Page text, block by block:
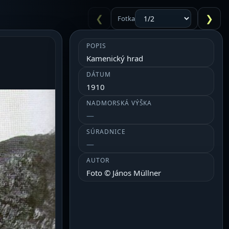
❮ Fotka ❯
POPIS
Kamenický hrad
DÁTUM
1910
NADMORSKÁ VÝŠKA
SÚRADNICE
AUTOR
Foto © János Müllner